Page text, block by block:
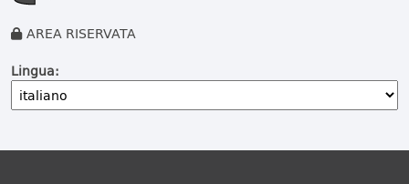
AREA RISERVATA
Lingua